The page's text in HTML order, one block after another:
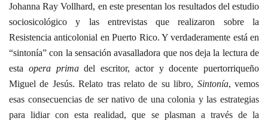
Johanna Ray Vollhard, en este presentan los resultados del estudio
sociosicológico y las entrevistas que realizaron sobre la
Resistencia anticolonial en Puerto Rico. Y verdaderamente está en
“sintonía” con la sensación avasalladora que nos deja la lectura de
esta opera primadel escritor, actor y docente puertorriqueño
Miguel de Jesús. Relato tras relato de su libro, Sintonía, vemos
esas consecuencias de ser nativo de una colonia y las estrategias
para lidiar con esta realidad, que se plasman a través de la